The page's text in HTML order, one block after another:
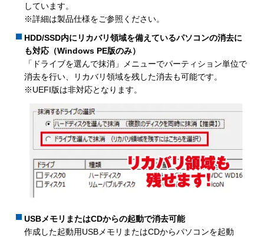
しています。
※詳細は製品仕様をご参照ください。
HDD/SSD内にリカバリ領域を備えているパソコンの消去に
も対応（Windows PE版のみ）
「ドライブを選んで抹消」メニューでパーティション単位で
消去を行い、リカバリ領域を残した消去も可能です。
※UEFI版は非対応となります。
USBメモリまたはCDからの起動で消去可能
作成した起動用USBメモリまたはCDからパソコンを起動